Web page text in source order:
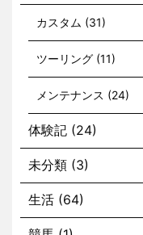
カスタム (31)
ツーリング (11)
メンテナンス (24)
体験記 (24)
未分類 (3)
生活 (64)